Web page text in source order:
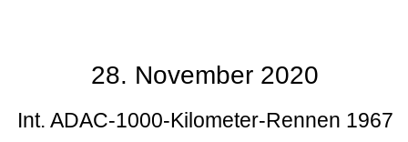
28. November 2020
Int. ADAC-1000-Kilometer-Rennen 1967